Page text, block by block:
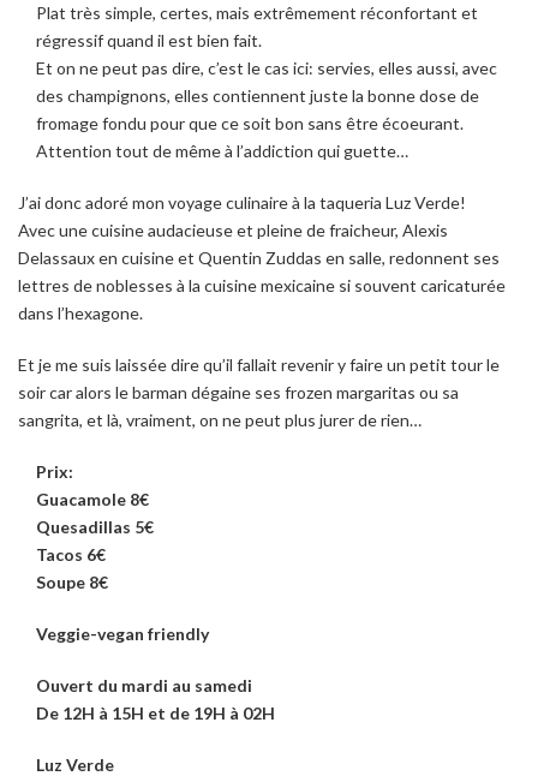
Plat très simple, certes, mais extrêmement réconfortant et
régressif quand il est bien fait.
Et on ne peut pas dire, c’est le cas ici: servies, elles aussi, avec
des champignons, elles contiennent juste la bonne dose de
fromage fondu pour que ce soit bon sans être écoeurant.
Attention tout de même à l’addiction qui guette…
J’ai donc adoré mon voyage culinaire à la taqueria Luz Verde!
Avec une cuisine audacieuse et pleine de fraicheur, Alexis
Delassaux en cuisine et Quentin Zuddas en salle, redonnent ses
lettres de noblesses à la cuisine mexicaine si souvent caricaturée
dans l’hexagone.
Et je me suis laissée dire qu’il fallait revenir y faire un petit tour le
soir car alors le barman dégaine ses frozen margaritas ou sa
sangrita, et là, vraiment, on ne peut plus jurer de rien…
Prix:
Guacamole 8€
Quesadillas 5€
Tacos 6€
Soupe 8€
Veggie-vegan friendly
Ouvert du mardi au samedi
De 12H à 15H et de 19H à 02H
Luz Verde